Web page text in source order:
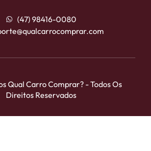
(47) 98416-0080
Qual Carro Comprar? - Todos Os
Direitos Reservados